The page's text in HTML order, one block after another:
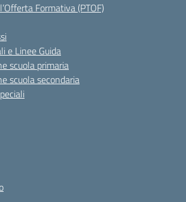
Formativa (PTOF)
e Linee Guida
scuola primaria
scuola secondaria